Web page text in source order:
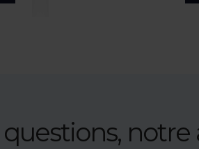
questions,